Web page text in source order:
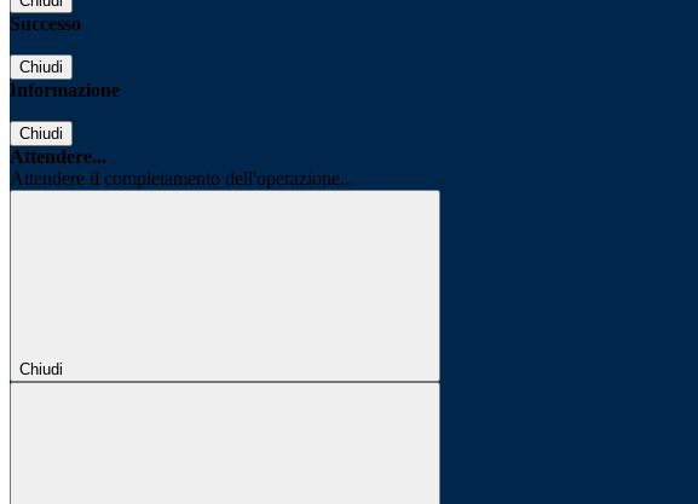
Successo
Chiudi
Informazione
Chiudi
Attendere...
Attendere il completamento dell'operazione...
Chiudi